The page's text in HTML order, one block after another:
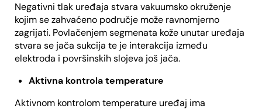
Negativni tlak uređaja stvara vakuumsko okruženje
kojim se zahvaćeno područje može ravnomjerno
zagrijati. Povlačenjem segmenata kože unutar uređaja
stvara se jača sukcija te je interakcija između
elektroda i površinskih slojeva još jača.
Aktivna kontrola temperature
Aktivnom kontrolom temperature uređaj ima